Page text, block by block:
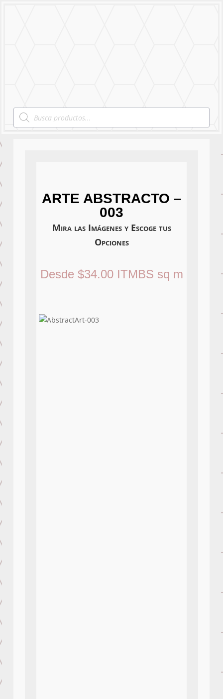
Products
search
ARTE ABSTRACTO –
003
Mira las Imágenes y Escoge tus
Opciones
Desde $34.00 ITMBS sq m